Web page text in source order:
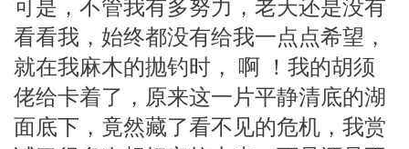
可是，不管我有多努力，老天还是没有
看看我，始终都没有给我一点点希望，
就在我麻木的抛钓时， 啊 ！我的胡须
佬给卡着了，原来这一片平静清底的湖
面底下，竟然藏了看不见的危机，我赏